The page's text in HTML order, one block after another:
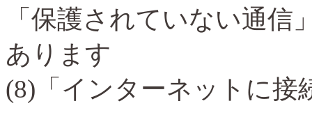
「保護されていない通
あります
(8) 「インターネットに